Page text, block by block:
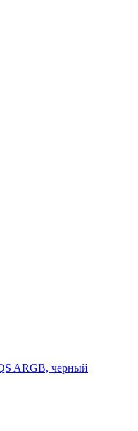
ARGB, черный